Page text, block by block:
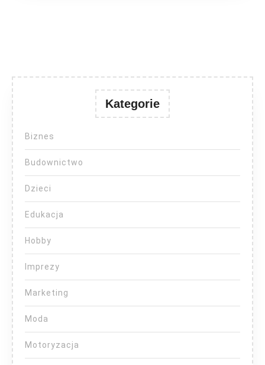
Kategorie
Biznes
Budownictwo
Dzieci
Edukacja
Hobby
Imprezy
Marketing
Moda
Motoryzacja